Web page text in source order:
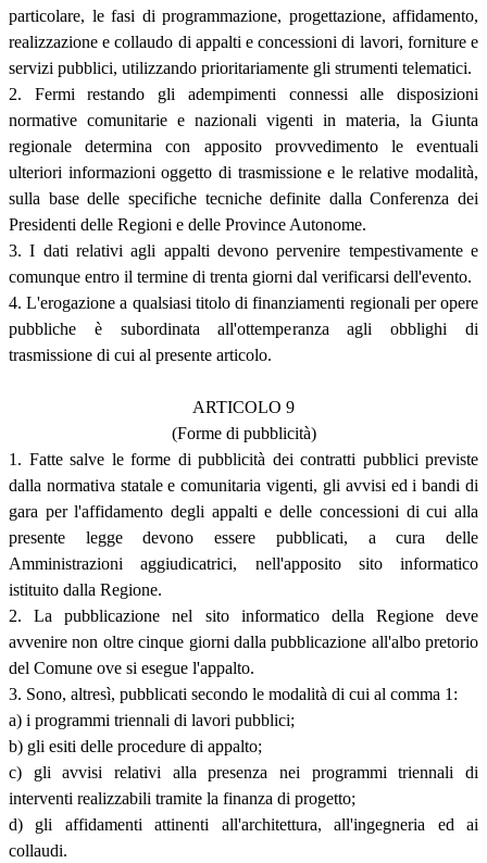
particolare, le fasi di programmazione, progettazione, affidamento,
realizzazione e collaudo di appalti e concessioni di lavori, forniture e
servizi pubblici, utilizzando prioritariamente gli strumenti telematici.
2. Fermi restando gli adempimenti connessi alle disposizioni
normative comunitarie e nazionali vigenti in materia, la Giunta
regionale determina con apposito provvedimento le eventuali
ulteriori informazioni oggetto di trasmissione e le relative modalità,
sulla base delle specifiche tecniche definite dalla Conferenza dei
Presidenti delle Regioni e delle Province Autonome.
3. I dati relativi agli appalti devono pervenire tempestivamente e
comunque entro il termine di trenta giorni dal verificarsi dell'evento.
4. L'erogazione a qualsiasi titolo di finanziamenti regionali per opere
pubbliche è subordinata all'ottemperanza agli obblighi di
trasmissione di cui al presente articolo.
ARTICOLO 9
(Forme di pubblicità)
1. Fatte salve le forme di pubblicità dei contratti pubblici previste
dalla normativa statale e comunitaria vigenti, gli avvisi ed i bandi di
gara per l'affidamento degli appalti e delle concessioni di cui alla
presente legge devono essere pubblicati, a cura delle
Amministrazioni aggiudicatrici, nell'apposito sito informatico
istituito dalla Regione.
2. La pubblicazione nel sito informatico della Regione deve
avvenire non oltre cinque giorni dalla pubblicazione all'albo pretorio
del Comune ove si esegue l'appalto.
3. Sono, altresì, pubblicati secondo le modalità di cui al comma 1:
a) i programmi triennali di lavori pubblici;
b) gli esiti delle procedure di appalto;
c) gli avvisi relativi alla presenza nei programmi triennali di
interventi realizzabili tramite la finanza di progetto;
d) gli affidamenti attinenti all'architettura, all'ingegneria ed ai
collaudi.